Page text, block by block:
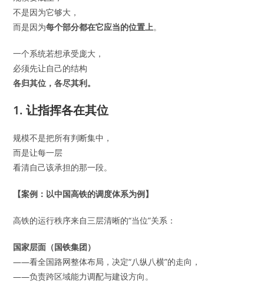
不是因为它够大，
而是因为每个部分都在它应当的位置上。
一个系统若想承受庞大，
必须先让自己的结构
各归其位，各尽其利。
1. 让指挥各在其位
规模不是把所有判断集中，
而是让每一层
看清自己该承担的那一段。
【案例：以中国高铁的调度体系为例】
高铁的运行秩序来自三层清晰的“当位”关系：
国家层面（国铁集团）
——看全国路网整体布局，决定“八纵八横”的走向，
——负责跨区域能力调配与建设方向。